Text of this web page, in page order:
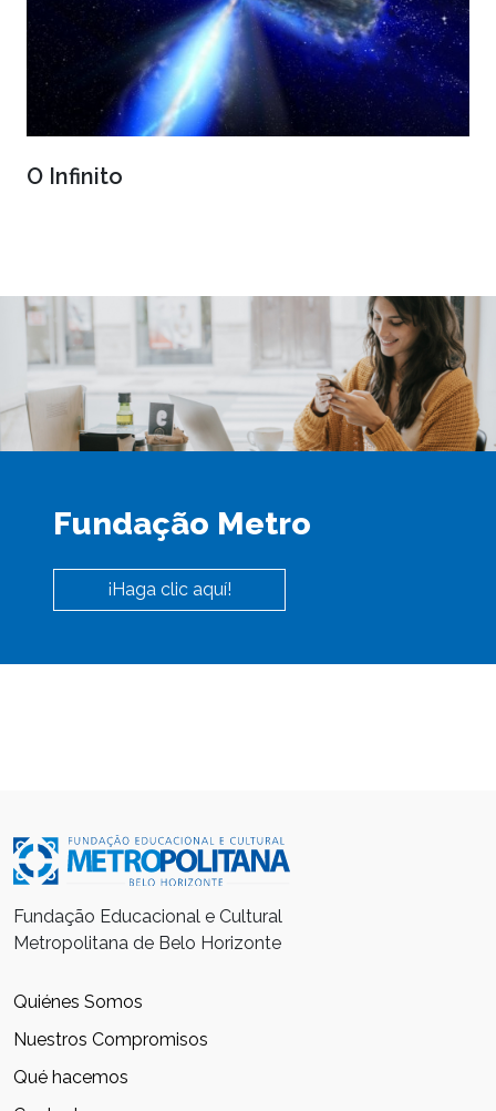
O Infinito
Fundação Metro
¡Haga clic aquí!
Fundação Educacional e Cultural
Metropolitana de Belo Horizonte
Quiénes Somos
Nuestros Compromisos
Qué hacemos